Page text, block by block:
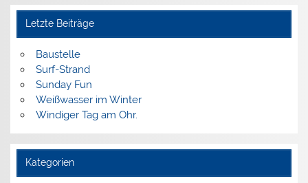
Letzte Beiträge
Baustelle
Surf-Strand
Sunday Fun
Weißwasser im Winter
Windiger Tag am Ohr.
Kategorien